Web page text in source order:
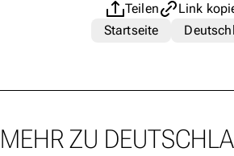
Teilen
Link
Startseite
MEHR ZU